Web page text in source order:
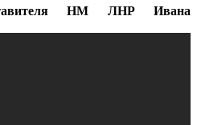
НМ ЛНР Ивана